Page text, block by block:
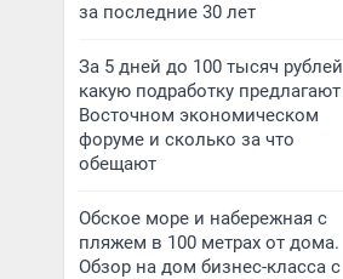
за последние 30 лет
За 5 дней до 100 тысяч
какую подработку
Восточном экономическом
форуме и сколько за что
обещают
Обское море и набережная с
пляжем в 100 метрах от дома.
Обзор на дом бизнес-класса с